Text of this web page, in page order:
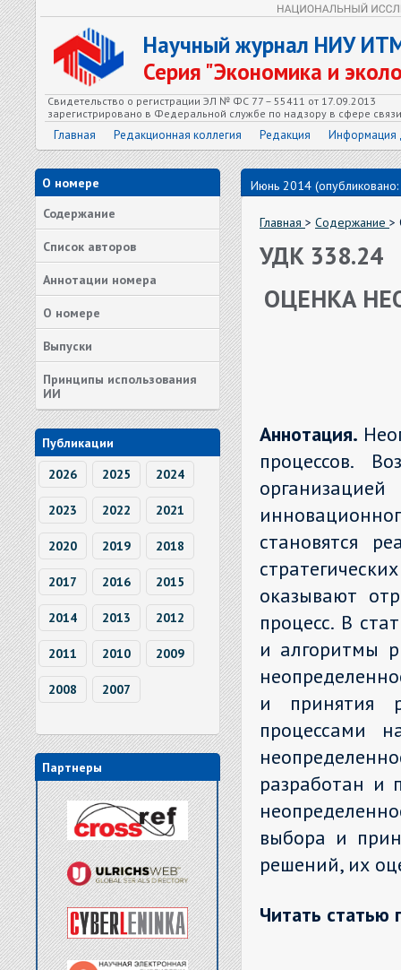
Научный журнал НИУ
Серия "Экономика и
Свидетельство о регистрации ЭЛ № ФС 77 – 55411 от 17.09.2013
зарегистрировано в Федеральной службе по надзору в сфере
Главная Редакционная коллегия Редакция Информация
О номере
Содержание
Список авторов
Аннотации номера
О номере
Выпуски
Принципы использования
ИИ
Публикации
2026
2025 2024
2023 2022 2021
2020 2019 2018
2017 2016 2015
2014 2013 2012
2011 2010 2009
2008 2007
Партнеры
Июнь 2014
Главная > Содержание >
УДК 338.24
ОЦЕНКА
Аннотация.
процессов.
становятся
оказывают
процесс. В
и алгоритмы
и принятия
процессами
разработан и
выбора и
решений, их
Читать статью